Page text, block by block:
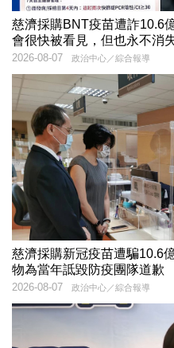
慈濟採購BNT疫苗遭詐10.6
會很快被看見，但也永不消
政治中心／綜合報導
2026-08-07
慈濟採購新冠疫苗遭騙10.6
物為當年詆毀防疫團隊道歉
政治中心／綜合報導
2026-08-07